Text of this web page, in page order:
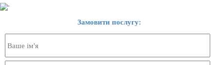
Замовити послугу: